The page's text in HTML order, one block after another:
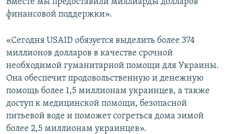
финансовой поддержки».
«Сегодня USAID обязуется выделить более 374
миллионов долларов в качестве срочной
необходимой гуманитарной помощи для Украины.
Она обеспечит продовольственную и денежную
помощь более 1,5 миллионам украинцев, а также
доступ к медицинской помощи, безопасной
питьевой воде и поможет согреться дома зимой
более 2,5 миллионам украинцев».